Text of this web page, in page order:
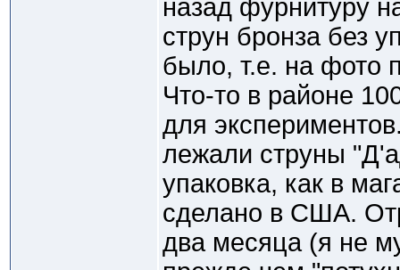
назад фурнитуру
струн бронза без
было, т.е. на фото
Что-то в районе
для
лежали струны
упаковка, как в
сделано в США.
два месяца (я не